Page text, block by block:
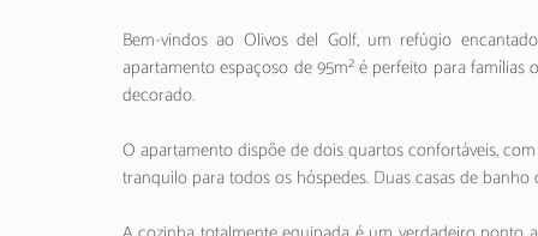
Bem-vindos ao Olivos del Golf, um refúgio
apartamento espaçoso de 95m² é perfeito para
decorado.
O apartamento dispõe de dois quartos confortáveis,
tranquilo para todos os hóspedes. Duas casas de